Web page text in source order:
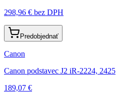
298,96 € bez DPH
Predobjednať
Canon
Canon podstavec J2 iR-2224, 2425
189,07 €